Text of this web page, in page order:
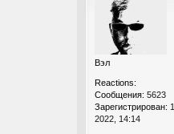
Вэл
Reactions:
Сообщения: 5623
Зарегистрирован:
2022, 14:14